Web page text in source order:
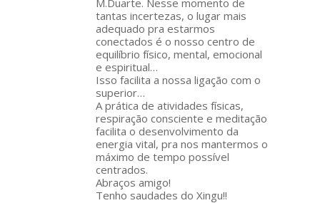
tantas incertezas, o lugar mais
adequado pra estarmos
conectados é o nosso centro de
equilíbrio físico, mental, emocional
e espiritual…
Isso facilita a nossa ligação com o
superior…
A prática de atividades físicas,
respiração consciente e meditação
facilita o desenvolvimento da
energia vital, pra nos mantermos o
máximo de tempo possível
centrados.
Abraços amigo!
Tenho saudades do Xingu!!